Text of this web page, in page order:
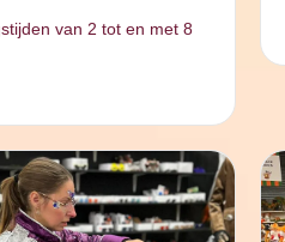
van 2 tot en met 8